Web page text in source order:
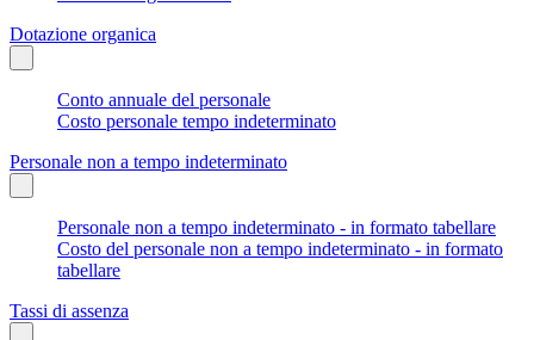
Dotazione organica
Conto annuale del personale
Costo personale tempo indeterminato
Personale non a tempo indeterminato
Personale non a tempo indeterminato - in formato tabellare
Costo del personale non a tempo indeterminato - in formato
tabellare
Tassi di assenza